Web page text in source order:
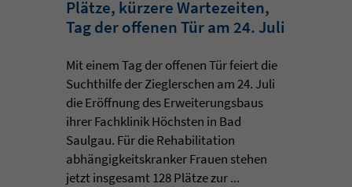
Plätze, kürzere Wartezeiten,
Tag der offenen Tür am 24. Juli
Mit einem Tag der offenen Tür feiert die
Suchthilfe der Zieglerschen am 24. Juli
die Eröffnung des Erweiterungsbaus
ihrer Fachklinik Höchsten in Bad
Saulgau. Für die Rehabilitation
abhängigkeitskranker Frauen stehen
jetzt insgesamt 128 Plätze zur ...